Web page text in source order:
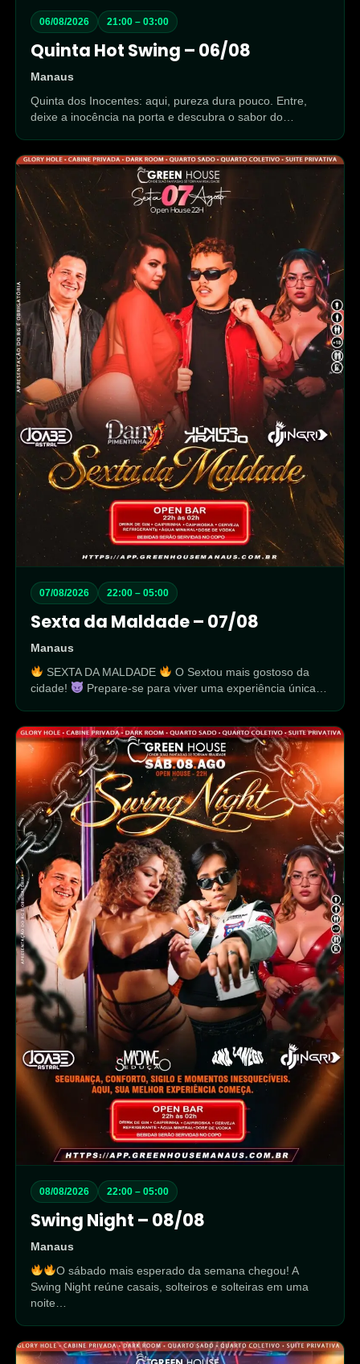
06/08/2026 21:00 – 03:00
Quinta Hot Swing – 06/08
Manaus
Quinta dos Inocentes: aqui, pureza dura pouco. Entre,
deixe a inocência na porta e descubra o sabor do…
07/08/2026 22:00 – 05:00
Sexta da Maldade – 07/08
Manaus
SEXTA DA MALDADE
O Sextou mais gostoso da
cidade!
Prepare-se para viver uma experiência única…
08/08/2026 22:00 – 05:00
Swing Night – 08/08
Manaus
O sábado mais esperado da semana chegou! A
Swing Night reúne casais, solteiros e solteiras em uma
noite…